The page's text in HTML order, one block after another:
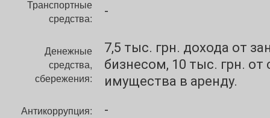
Транспортные
средства:
-
Денежные
средства,
сбережения:
7,5 тыс. грн. дохода от
бизнесом, 10 тыс. грн. от
имущества в аренду.
Антикоррупция: -